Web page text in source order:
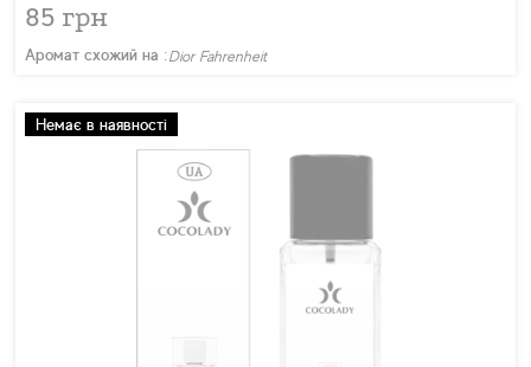
85 грн
Аромат схожий на : Dior Fahrenheit
Немає в наявності